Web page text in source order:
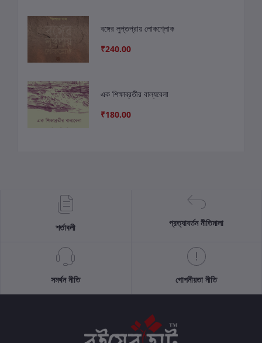
বঙ্গের লুপ্তপ্রায় লোকশ্লোক
₹240.00
এক শিক্ষাব্রতীর বাল্যবেলা
₹180.00
শর্তাবলী প্রত্যাবর্তন নীতিমালা
সমর্থন নীতি গোপনীয়তা নীতি